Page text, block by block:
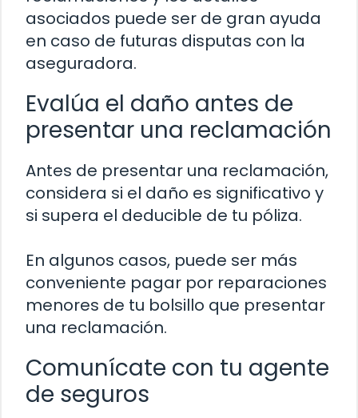
asociados puede ser de gran ayuda
en caso de futuras disputas con la
aseguradora.
Evalúa el daño antes de
presentar una reclamación
Antes de presentar una reclamación,
considera si el daño es significativo y
si supera el deducible de tu póliza.
En algunos casos, puede ser más
conveniente pagar por reparaciones
menores de tu bolsillo que presentar
una reclamación.
Comunícate con tu agente
de seguros